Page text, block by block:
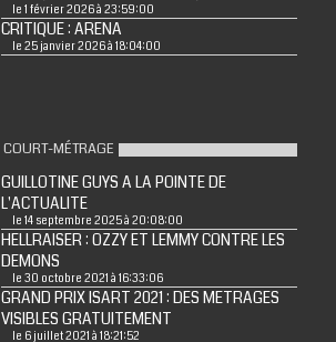
le 1 février 2026 à 23:59:00
CRITIQUE : ARENA
le 25 janvier 2026 à 18:04:00
COURT-MÉTRAGE
GUILLOTINE GUYS A LA POINTE DE
L'ACTUALITE
le 14 septembre 2025 à 20:08:00
HELLRAISER : OZZY ET LEMMY CONTRE LES
DEMONS
le 30 octobre 2021 à 16:33:06
GRAND PRIX ISART 2021 : DES METRAGES
VISIBLES GRATUITEMENT
le 6 juillet 2021 à 18:21:52